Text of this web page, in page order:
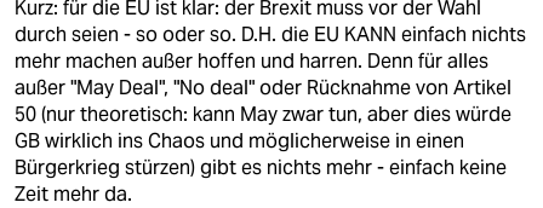
Kurz: für die EU ist klar: der Brexit muss vor der Wahl
durch seien - so oder so. D.H. die EU KANN einfach nichts
mehr machen außer hoffen und harren. Denn für alles
außer "May Deal", "No deal" oder Rücknahme von Artikel
50 (nur theoretisch: kann May zwar tun, aber dies würde
GB wirklich ins Chaos und möglicherweise in einen
Bürgerkrieg stürzen) gibt es nichts mehr - einfach keine
Zeit mehr da.